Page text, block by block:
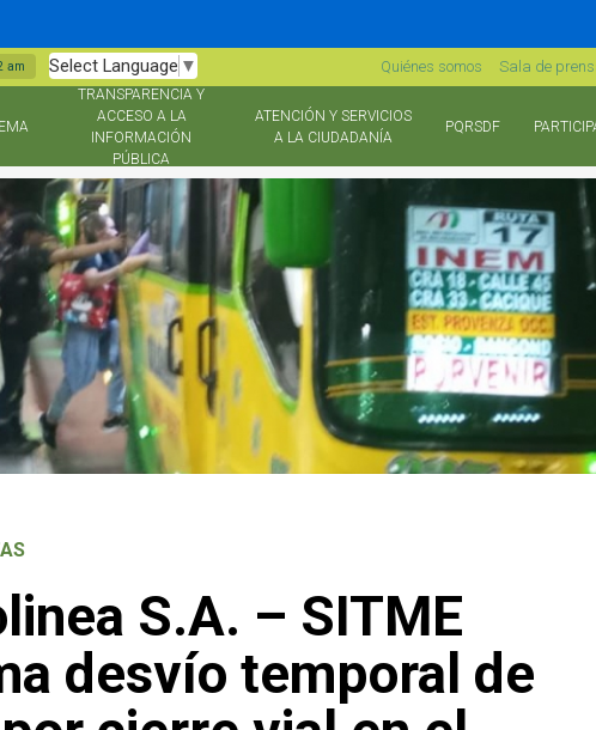
am Select Language ▼ Quiénes somos Sala de
TRANSPARENCIA Y
ACCESO A LA
INFORMACIÓN
PÚBLICA
ATENCIÓN Y SERVICIOS
A LA CIUDADANÍA
PQRSDF
S.A. – SITME
desvío temporal de